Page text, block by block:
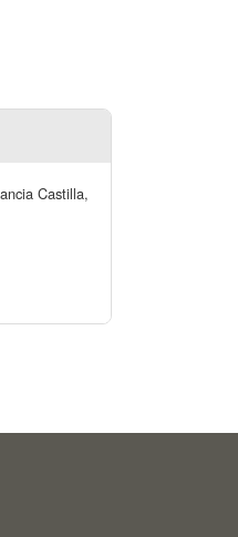
Castilla,